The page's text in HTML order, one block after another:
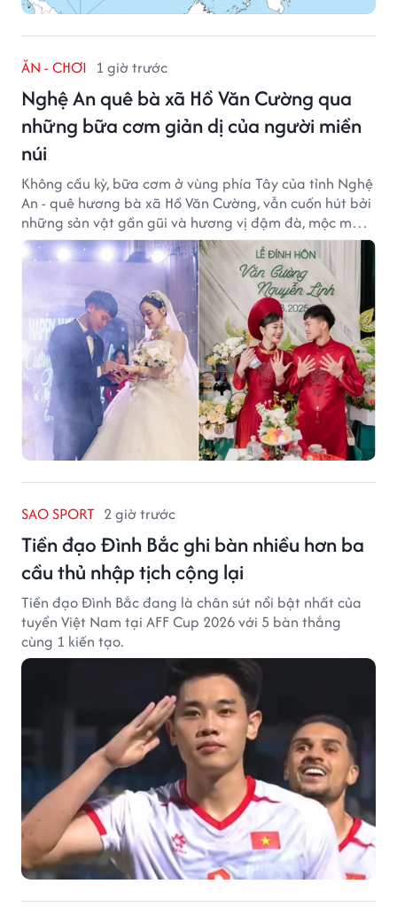
ĂN - CHƠI 1 giờ trước
Nghệ An quê bà xã Hồ Văn Cường qua
những bữa cơm giản dị của người miền
núi
Không cầu kỳ, bữa cơm ở vùng phía Tây của tỉnh Nghệ
An - quê hương bà xã Hồ Văn Cường, vẫn cuốn hút bởi
những sản vật gần gũi và hương vị đậm đà, mộc mạc
của núi rừng.
SAO SPORT 2 giờ trước
Tiền đạo Đình Bắc ghi bàn nhiều hơn ba
cầu thủ nhập tịch cộng lại
Tiền đạo Đình Bắc đang là chân sút nổi bật nhất của
tuyển Việt Nam tại AFF Cup 2026 với 5 bàn thắng
cùng 1 kiến tạo.